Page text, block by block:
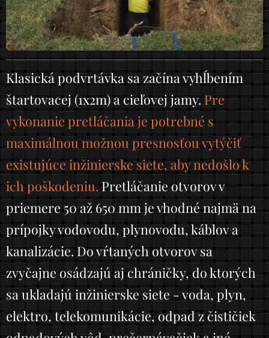
Klasická podvrtávka sa začína vyhĺbením
štartovacej (1x2m) a cieľovej jamy.Pre
vykonanie pretláčania je potrebné s
maximálnou možnou presnosťou vytýčiť
existujúce inžinierske siete, aby nedošlo k
ich poškodeniu.Pretláčanie otvorov v
priemere 50 až 650 mm je vhodné najmä na
prípojky vodovodu, plynovodu, káblov a
kanalizácie. Do vŕtaných otvorov sa
zvyčajne osádzajú aj chráničky, do ktorých
sa ukladajú inžinierske siete - voda, plyn,
elektro, telekomunikácie, odpad z čističiek